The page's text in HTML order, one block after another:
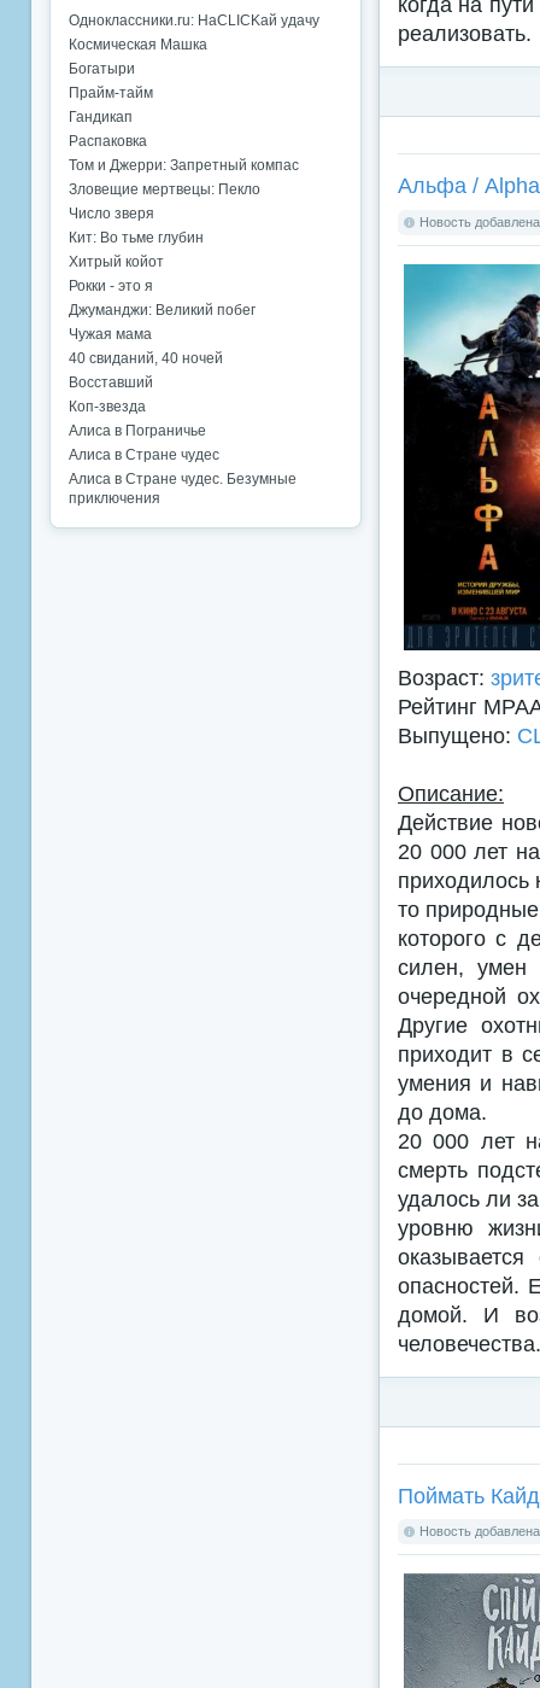
реализовать.
Альфа /
Новость
Возраст:
Рейтинг
Выпущено:
Описание:
Действие
20 000 лет
приходилось
то
которого с
силен, умен
очередной
Другие
приходит в
умения и
до дома.
20 000 лет
смерть
удалось ли
уровню
опасностей.
домой. И
человечества.
Поймать
Новость
Одноклассники.ru: НаCLICKай удачу
Космическая Машка
Богатыри
Прайм-тайм
Гандикап
Распаковка
Том и Джерри: Запретный компас
Зловещие мертвецы: Пекло
Число зверя
Кит: Во тьме глубин
Хитрый койот
Рокки - это я
Джуманджи: Великий побег
Чужая мама
40 свиданий, 40 ночей
Восставший
Коп-звезда
Алиса в Пограничье
Алиса в Стране чудес
Алиса в Стране чудес. Безумные
приключения